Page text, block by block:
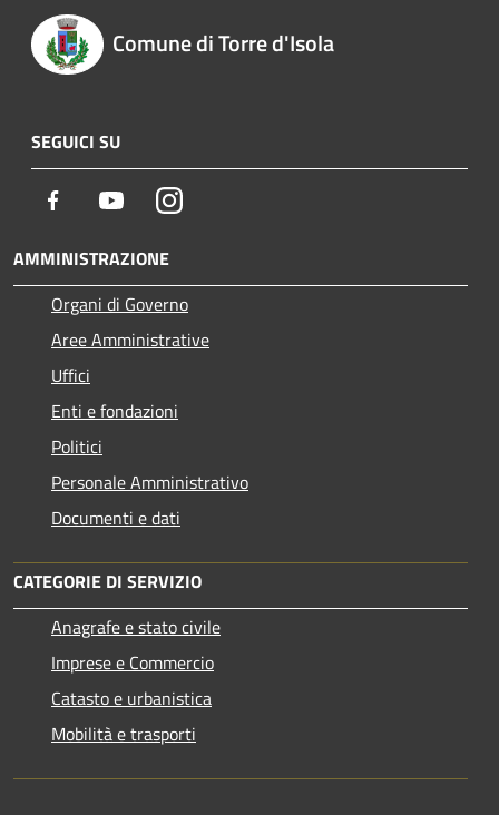
Comune di Torre d'Isola
SEGUICI SU
Facebook YoutubeInstagram
AMMINISTRAZIONE
Organi di Governo
Aree Amministrative
Uffici
Enti e fondazioni
Politici
Personale Amministrativo
Documenti e dati
CATEGORIE DI SERVIZIO
Anagrafe e stato civile
Imprese e Commercio
Catasto e urbanistica
Mobilità e trasporti